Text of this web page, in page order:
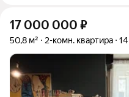
17 000 000 ₽
50,8 м² 2-комн. квартира 14